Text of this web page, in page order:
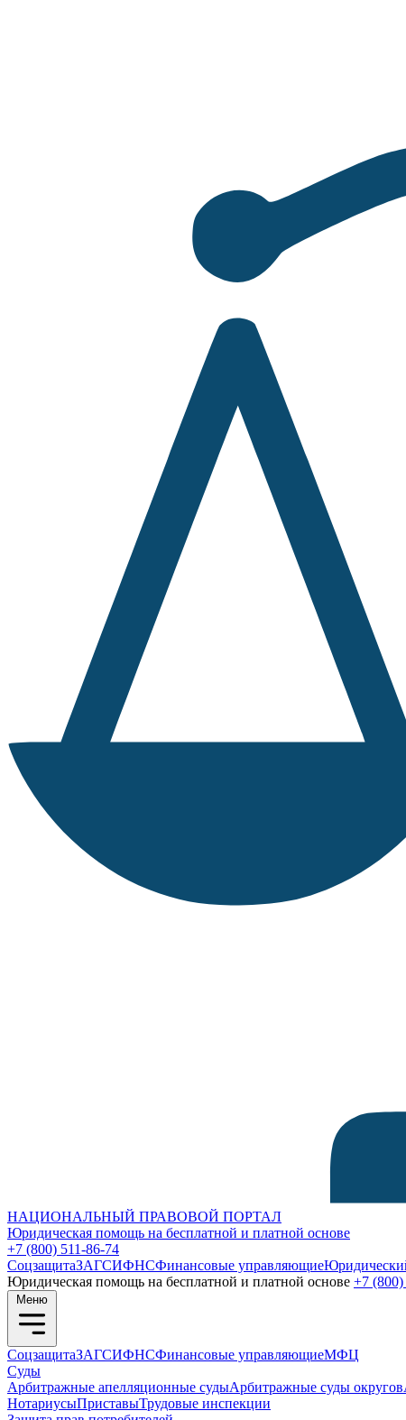
НАЦИОНАЛЬНЫЙ ПРАВОВОЙ ПОРТАЛ
Юридическая помощь на бесплатной и платной основе
+7 (800) 511-86-74
СоцзащитаЗАГСИФНСФинансовые управляющие
Юридическая помощь на бесплатной и платной основе +7 (800)
Меню
СоцзащитаЗАГСИФНСФинансовые управляющиеМФЦ
Суды
Арбитражные апелляционные судыАрбитражные суды округов
НотариусыПриставыТрудовые инспекции